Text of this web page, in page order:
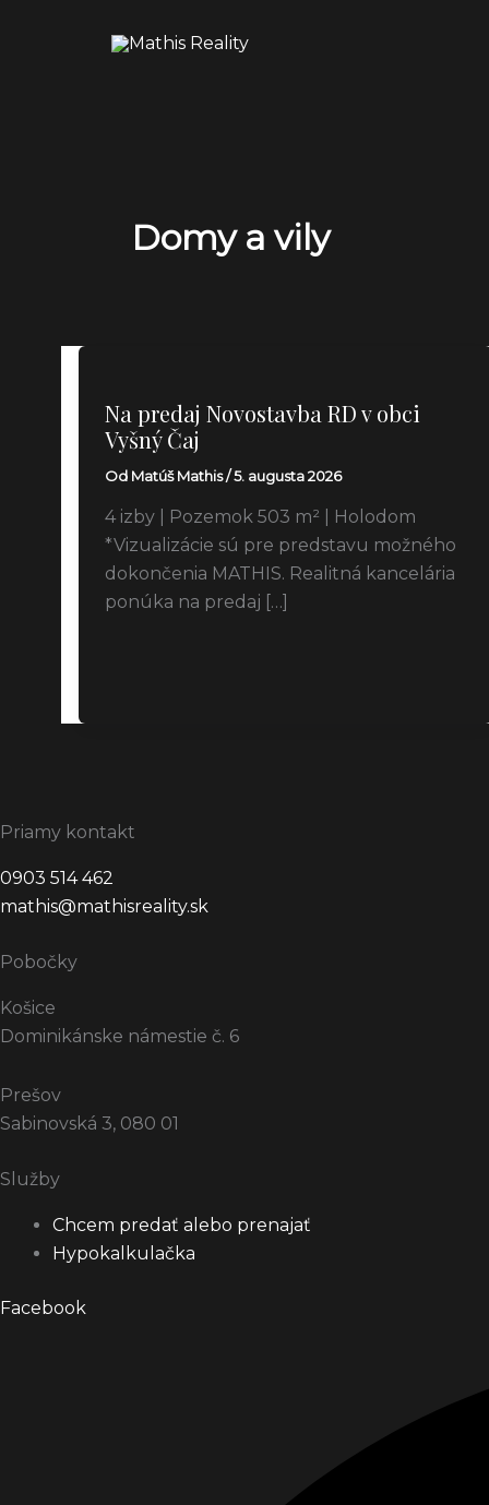
Domy a vily
Na predaj Novostavba RD v obci
Vyšný Čaj
Od Matúš Mathis/5. augusta 2026
4 izby | Pozemok 503 m² | Holodom
*Vizualizácie sú pre predstavu možného
dokončenia MATHIS. Realitná kancelária
ponúka na predaj […]
Priamy kontakt
0903 514 462
mathis@mathisreality.sk
Pobočky
Košice
Dominikánske námestie č. 6
Prešov
Sabinovská 3, 080 01
Služby
Chcem predať alebo prenajať
Hypokalkulačka
Facebook